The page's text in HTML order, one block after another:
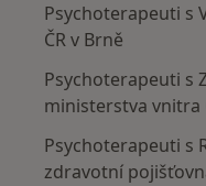
Psychoterapeuti s
ČR v Brně
Psychoterapeuti s
ministerstva vnitra
Psychoterapeuti s
zdravotní